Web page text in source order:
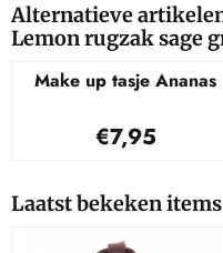
Alternatieve
Lemon rugzak sage
Make up tasje Ananas
Prijs: 7,95
€7,95
Laatst bekeken items